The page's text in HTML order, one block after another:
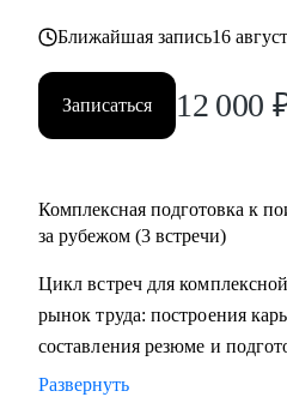
• помогаю всем со входом в IT
Ближайшая запись16
Записаться 12 000
Комплексная подготовка к
за рубежом (3 встречи)
Цикл встреч для
рынок труда: построения
составления резюме и
Развернуть